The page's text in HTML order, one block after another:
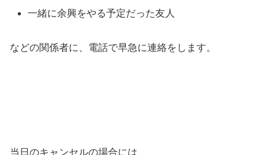
一緒に余興をやる予定だった友人
などの関係者に、電話で早急に連絡をします。
当日のキャンセルの場合には、